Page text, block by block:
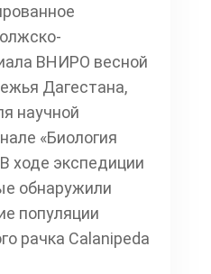
ВНИРО весной
Дагестана,
научной
«Биология
ходе экспедиции
обнаружили
популяции
рачка Calanipeda